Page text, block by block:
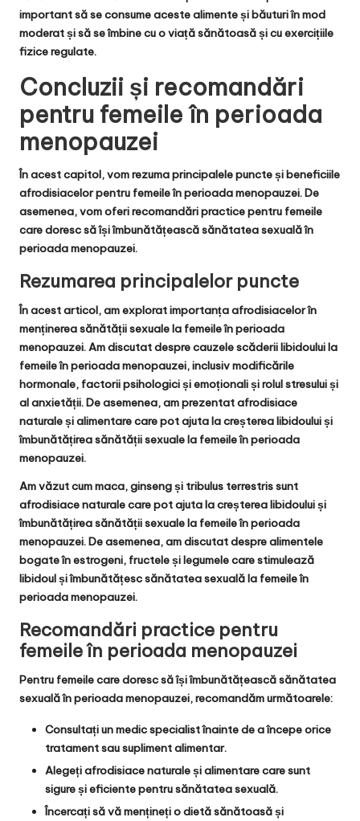
important să se consume aceste alimente și băuturi în mod
moderat și să se îmbine cu o viață sănătoasă și cu exercițiile
fizice regulate.
Concluzii și recomandări
pentru femeile în perioada
menopauzei
În acest capitol, vom rezuma principalele puncte și beneficiile
afrodisiacelor pentru femeile în perioada menopauzei. De
asemenea, vom oferi recomandări practice pentru femeile
care doresc să își îmbunătățească sănătatea sexuală în
perioada menopauzei.
Rezumarea principalelor puncte
În acest articol, am explorat importanța afrodisiacelor în
menținerea sănătății sexuale la femeile în perioada
menopauzei. Am discutat despre cauzele scăderii libidoului la
femeile în perioada menopauzei, inclusiv modificările
hormonale, factorii psihologici și emoționali și rolul stresului și
al anxietății. De asemenea, am prezentat afrodisiace
naturale și alimentare care pot ajuta la creșterea libidoului și
îmbunătățirea sănătății sexuale la femeile în perioada
menopauzei.
Am văzut cum maca, ginseng și tribulus terrestris sunt
afrodisiace naturale care pot ajuta la creșterea libidoului și
îmbunătățirea sănătății sexuale la femeile în perioada
menopauzei. De asemenea, am discutat despre alimentele
bogate în estrogeni, fructele și legumele care stimulează
libidoul și îmbunătățesc sănătatea sexuală la femeile în
perioada menopauzei.
Recomandări practice pentru
femeile în perioada menopauzei
Pentru femeile care doresc să își îmbunătățească sănătatea
sexuală în perioada menopauzei, recomandăm următoarele:
Consultați un medic specialistînainte de a începe orice
tratament sau supliment alimentar.
Alegeți afrodisiace naturale și alimentarecare sunt
sigure și eficiente pentru sănătatea sexuală.
Încercați să vă mențineți o dietă sănătoasă și